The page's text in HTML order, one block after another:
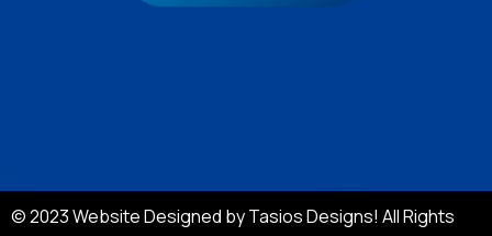
© 2023 Website Designed by Tasios Designs! All Rights